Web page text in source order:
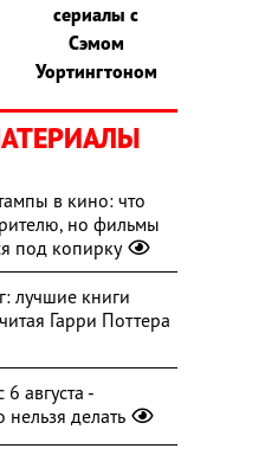
сериалы с
Сэмом
Уортингтоном
в кино: что
но фильмы
под копирку
лучшие книги
Гарри Поттера
августа -
нельзя делать